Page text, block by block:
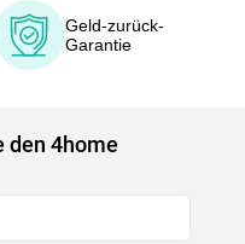
Geld-zurück-
Garantie
den 4home